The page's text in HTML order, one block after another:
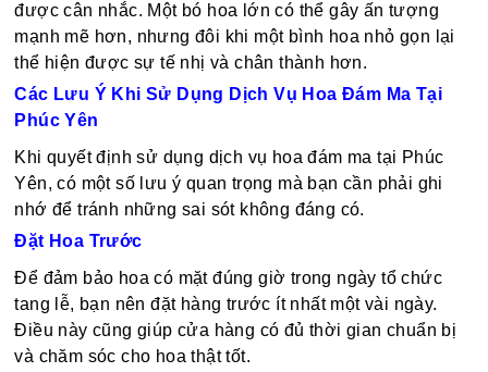
được cân nhắc. Một bó hoa lớn có thể gây ấn tượng
mạnh mẽ hơn, nhưng đôi khi một bình hoa nhỏ gọn lại
thể hiện được sự tế nhị và chân thành hơn.
Các Lưu Ý Khi Sử Dụng Dịch Vụ Hoa Đám Ma Tại
Phúc Yên
Khi quyết định sử dụng dịch vụ hoa đám ma tại Phúc
Yên, có một số lưu ý quan trọng mà bạn cần phải ghi
nhớ để tránh những sai sót không đáng có.
Đặt Hoa Trước
Để đảm bảo hoa có mặt đúng giờ trong ngày tổ chức
tang lễ, bạn nên đặt hàng trước ít nhất một vài ngày.
Điều này cũng giúp cửa hàng có đủ thời gian chuẩn bị
và chăm sóc cho hoa thật tốt.